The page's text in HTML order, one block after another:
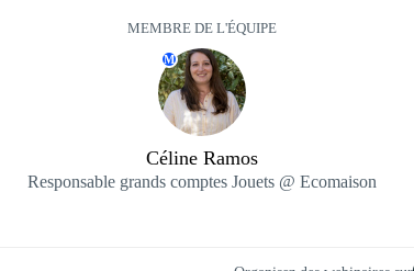
MEMBRE DE L'ÉQUIPE
M
Céline Ramos
Responsable grands comptes Jouets @ Ecomaison